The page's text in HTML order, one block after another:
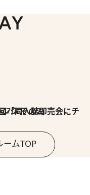
誌即売会にチャレンジ その2」
ムTOP